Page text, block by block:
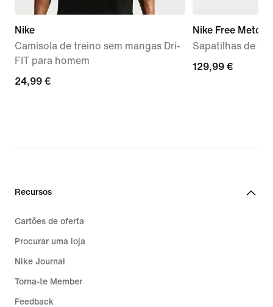
Nike
Camisola de treino sem mangas Dri-
FIT para homem
24,99
24,99 €
Nike Free
Sapatilhas de
129,99
129,99 €
Recursos
Cartões de oferta
Procurar uma loja
Nike Journal
Torna-te Member
Feedback